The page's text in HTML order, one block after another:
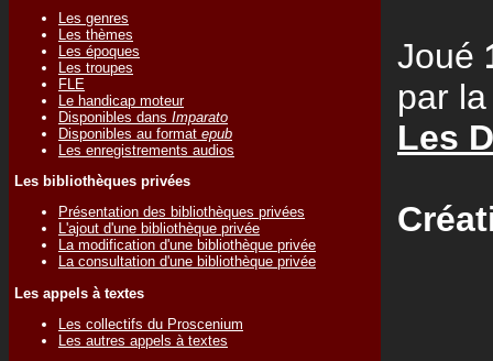
Les genres
Les thèmes
Les époques
Les troupes
FLE
Le handicap moteur
Disponibles dans Imparato
Disponibles au format epub
Les enregistrements audios
Les bibliothèques privées
Présentation des bibliothèques privées
L'ajout d'une bibliothèque privée
La modification d'une bibliothèque privée
La consultation d'une bibliothèque privée
Les appels à textes
Les collectifs du Proscenium
Les autres appels à textes
Joué
par
Les